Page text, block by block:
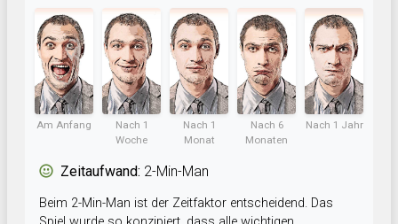
Am Anfang
Nach 1
Woche
Nach 1
Monat
Nach 6
Monaten
Nach 1 Jahr
Zeitaufwand: 2-Min-Man
Beim 2-Min-Man ist der Zeitfaktor entscheidend. Das